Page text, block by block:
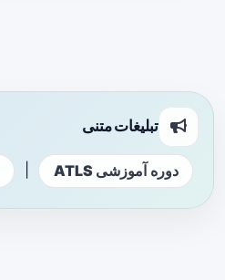
تبلیغات متنی
دوره آموزشی ATLS